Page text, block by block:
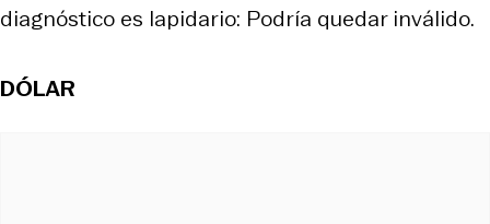
diagnóstico es lapidario: Podría quedar inválido.
DÓLAR